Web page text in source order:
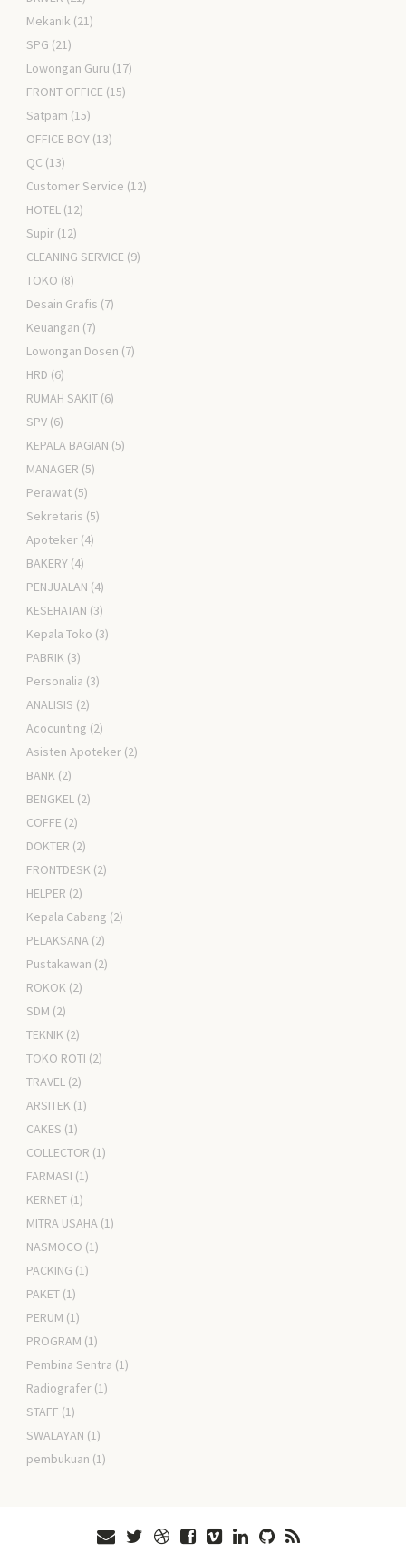
Mekanik (21)
SPG (21)
Lowongan Guru (17)
FRONT OFFICE (15)
Satpam (15)
OFFICE BOY (13)
QC (13)
Customer Service (12)
HOTEL (12)
Supir (12)
CLEANING SERVICE (9)
TOKO (8)
Desain Grafis (7)
Keuangan (7)
Lowongan Dosen (7)
HRD (6)
RUMAH SAKIT (6)
SPV (6)
KEPALA BAGIAN (5)
MANAGER (5)
Perawat (5)
Sekretaris (5)
Apoteker (4)
BAKERY (4)
PENJUALAN (4)
KESEHATAN (3)
Kepala Toko (3)
PABRIK (3)
Personalia (3)
ANALISIS (2)
Acocunting (2)
Asisten Apoteker (2)
BANK (2)
BENGKEL (2)
COFFE (2)
DOKTER (2)
FRONTDESK (2)
HELPER (2)
Kepala Cabang (2)
PELAKSANA (2)
Pustakawan (2)
ROKOK (2)
SDM (2)
TEKNIK (2)
TOKO ROTI (2)
TRAVEL (2)
ARSITEK (1)
CAKES (1)
COLLECTOR (1)
FARMASI (1)
KERNET (1)
MITRA USAHA (1)
NASMOCO (1)
PACKING (1)
PAKET (1)
PERUM (1)
PROGRAM (1)
Pembina Sentra (1)
Radiografer (1)
STAFF (1)
SWALAYAN (1)
pembukuan (1)